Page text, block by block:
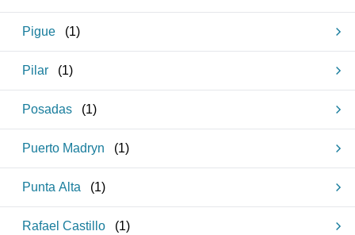
Pigue (1)
Pilar (1)
Posadas (1)
Puerto Madryn (1)
Punta Alta (1)
Rafael Castillo (1)